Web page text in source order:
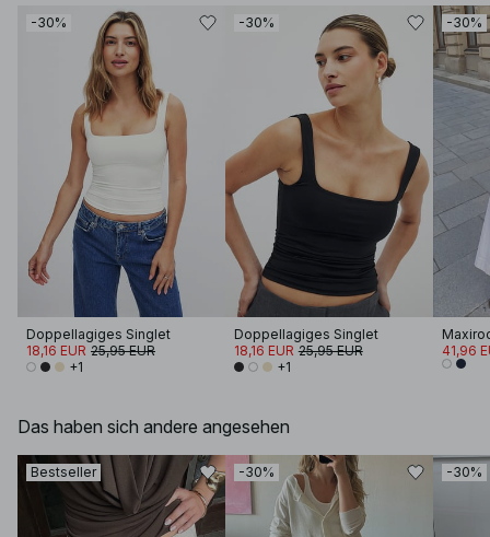
-30%
Doppellagiges Singlet
18,16 EUR 25,95 EUR
+1
-30%
Doppellagiges Singlet
18,16 EUR 25,95 EUR
+1
-30%
41,96
Das haben sich andere angesehen
Bestseller -30% -30%